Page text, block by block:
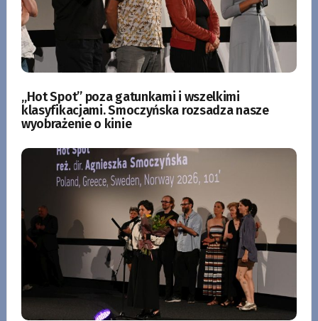
„Hot Spot” poza gatunkami i wszelkimi
klasyfikacjami. Smoczyńska rozsadza nasze
wyobrażenie o kinie